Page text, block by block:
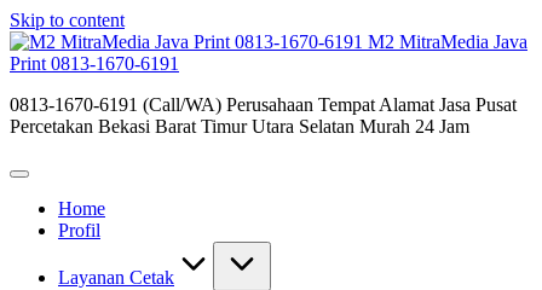
Skip to content
M2 MitraMedia Java
Print 0813-1670-6191
0813-1670-6191 (Call/WA) Perusahaan Tempat Alamat Jasa Pusat
Percetakan Bekasi Barat Timur Utara Selatan Murah 24 Jam
Home
Profil
Layanan Cetak